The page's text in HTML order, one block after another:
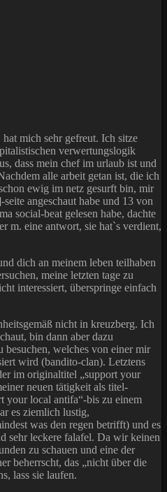
mich sehr gefreut. Ich sitze
verwertungslogik
dass mein chef im urlaub ist und
alle arbeit getan ist, die ich
ewig im netz gesurft bin, mir
angeschaut habe und 13 von
social-beat gelesen habe, dachte
m. eine antwort, sie hat`s verdient,
dich an meinem leben teilhaben
meine letzten tage zu
interessiert, überspringe einfach
nicht in kreuzberg. Ich
bin dann aber dazu
besuchen, welches von einer mir
wird (bandito-clan). Letztens
im originaltitel „support your
neuen tätigkeit als titel-
your local antifa“-bis zu einem
es ziemlich lustig,
was den regen betrifft) und es
sehr leckere falafel. Da wir keinen
zu schauen und eine der
beherrscht, das „nicht über die
lass sie laufen.